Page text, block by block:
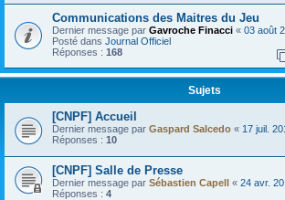
Communications des Maitres du Jeu
Dernier message par Gavroche Finacci « 03 août
Posté dans Journal Officiel
Réponses : 168
Sujets
[CNPF] Accueil
Dernier message par Gaspard Salcedo « 17 juil.
Réponses : 10
[CNPF] Salle de Presse
Dernier message par Sébastien Capell « 24 avr.
Réponses : 4